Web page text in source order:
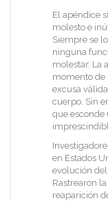
El apéndice
molesto e
Siempre se
ninguna
molestar. La
momento de
excusa
cuerpo. Sin
que esconde
en Estados
evolución del
Rastrearon
reaparición